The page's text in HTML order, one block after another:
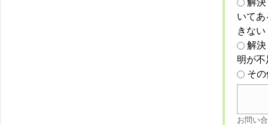
解
いて
きない
解
明が
そ
お問い